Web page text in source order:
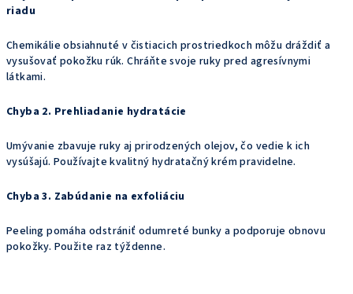
riadu
Chemikálie obsiahnuté v čistiacich prostriedkoch môžu dráždiť a
vysušovať pokožku rúk. Chráňte svoje ruky pred agresívnymi
látkami.
Chyba 2. Prehliadanie hydratácie
Umývanie zbavuje ruky aj prirodzených olejov, čo vedie k ich
vysúšajú. Používajte kvalitný hydratačný krém pravidelne.
Chyba 3. Zabúdanie na exfoliáciu
Peeling pomáha odstrániť odumreté bunky a podporuje obnovu
pokožky. Použite raz týždenne.